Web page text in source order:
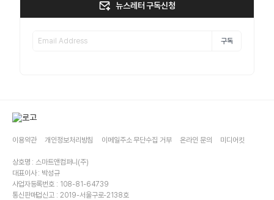
뉴스레터 구독신청
구독
이용약관 개인정보처리방침 이메일주소 무단수집 거부 온라인 문의 미디어킷
상호명 : 스마트앤컴퍼니(주)
대표이사 : 박성규
사업자등록번호 : 108-81-64739
통신판매업신고 : 2019-서울구로-2138호